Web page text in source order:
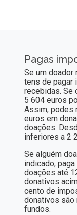
Pagas
Se um doador
tens de pagar
recebidas. Se
5 604 euros
Assim, podes
euros em
doações.
inferiores a 2
Se alguém
indicado,
doações até
donativos
cento de
donativos são
fundos.